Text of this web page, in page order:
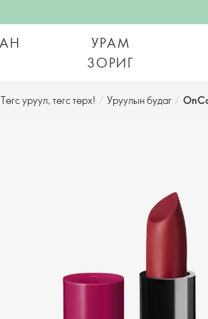
УРАМ
ЗОРИГ
Төгс уруул, төгс төрх! / Уруулын будаг /